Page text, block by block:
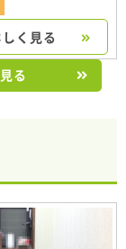
く見る
る